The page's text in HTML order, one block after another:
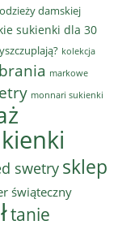
damskiej
sukienki dla 30
kolekcja
markowe
monnari sukienki
swetry sklep
świąteczny
tanie